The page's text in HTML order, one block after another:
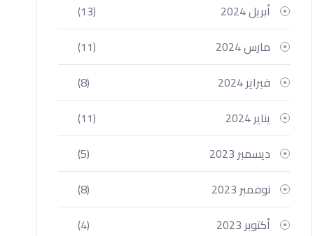
أبريل 2024
(13)
مارس 2024
(11)
فبراير 2024
(8)
يناير 2024
(11)
ديسمبر 2023
(5)
نوفمبر 2023
(8)
أكتوبر 2023
(4)